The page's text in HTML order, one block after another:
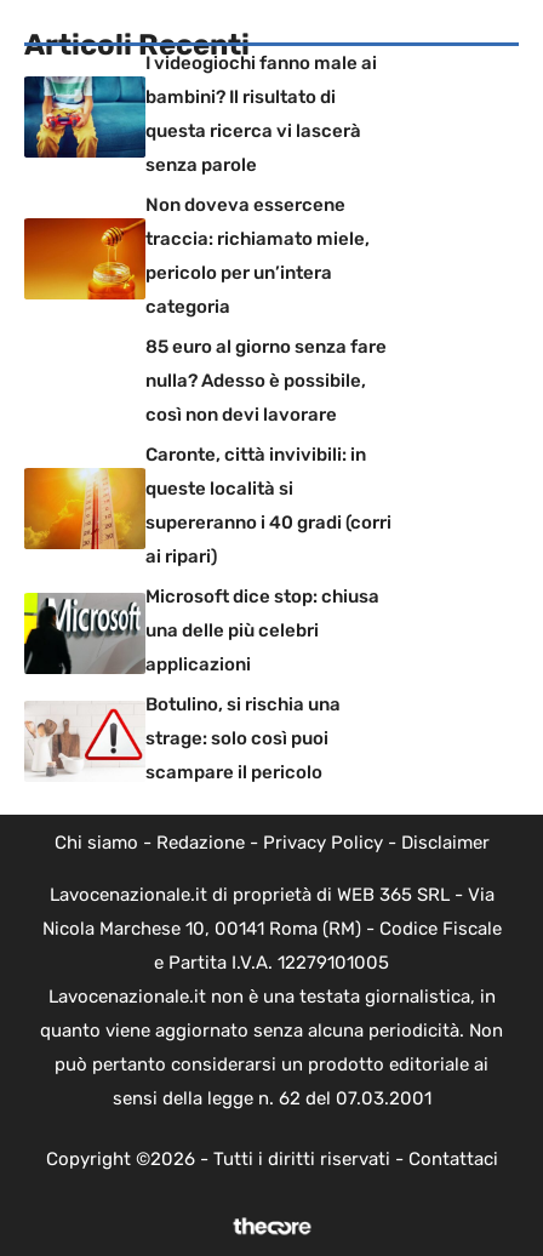
Articoli Recenti
I videogiochi fanno male ai
bambini? Il risultato di
questa ricerca vi lascerà
senza parole
Non doveva essercene
traccia: richiamato miele,
pericolo per un’intera
categoria
85 euro al giorno senza fare
nulla? Adesso è possibile,
così non devi lavorare
Caronte, città invivibili: in
queste località si
supereranno i 40 gradi (corri
ai ripari)
Microsoft dice stop: chiusa
una delle più celebri
applicazioni
Botulino, si rischia una
strage: solo così puoi
scampare il pericolo
Chi siamo - Redazione- Privacy Policy- Disclaimer
Lavocenazionale.it di proprietà di WEB 365 SRL - Via
Nicola Marchese 10, 00141 Roma (RM) - Codice Fiscale
e Partita I.V.A. 12279101005
Lavocenazionale.it non è una testata giornalistica, in
quanto viene aggiornato senza alcuna periodicità. Non
può pertanto considerarsi un prodotto editoriale ai
sensi della legge n. 62 del 07.03.2001
Copyright ©2026 - Tutti i diritti riservati - Contattaci